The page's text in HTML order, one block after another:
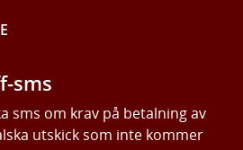
sms
sms om krav på betalning av
utskick som inte kommer